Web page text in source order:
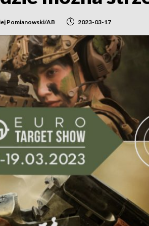
Pomianowski/AB 2023-03-17